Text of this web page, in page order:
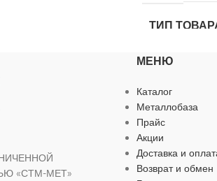
ТИП
для
МАТЕРИАЛ
«СТМ-МЕТ»
МЕНЮ
Каталог
Металлобаза
Прайс
Акции
Доставка и
Возврат и обмен